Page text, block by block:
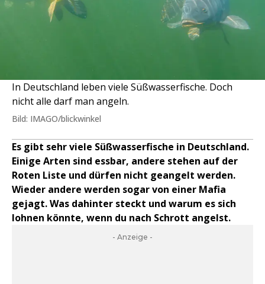
In Deutschland leben viele Süßwasserfische. Doch
nicht alle darf man angeln.
Bild: IMAGO/blickwinkel
Es gibt sehr viele Süßwasserfische in Deutschland.
Einige Arten sind essbar, andere stehen auf der
Roten Liste und dürfen nicht geangelt werden.
Wieder andere werden sogar von einer Mafia
gejagt. Was dahinter steckt und warum es sich
lohnen könnte, wenn du nach Schrott angelst.
- Anzeige -